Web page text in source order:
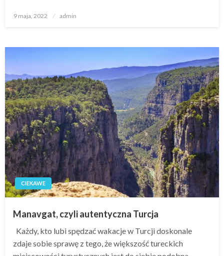
Opublikowane
9 maja, 2022 admin
CIEKAWE
Manavgat, czyli autentyczna Turcja
Każdy, kto lubi spędzać wakacje w Turcji doskonale
zdaje sobie sprawę z tego, że większość tureckich